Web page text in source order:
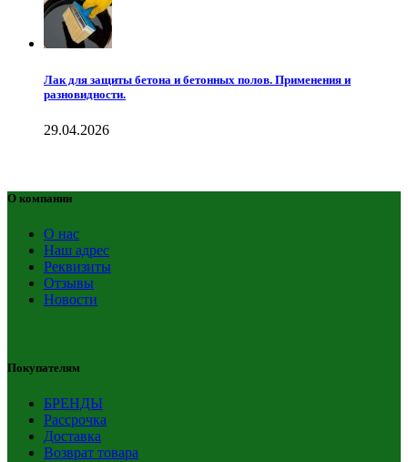
Лак для защиты бетона и бетонных полов. Применения и
разновидности.
29.04.2026
О компании
О нас
Наш адрес
Реквизиты
Отзывы
Новости
Покупателям
БРЕНДЫ
Рассрочка
Доставка
Возврат товара